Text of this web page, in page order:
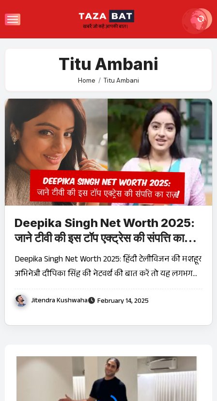
to
Titu Ambani
Home Titu Ambani
Deepika Singh Net Worth 2025:
जाने टीवी की इस टॉप एक्ट्रेस की संपत्ति का
राज़!
Deepika Singh Net Worth 2025: हिंदी टेलीविजन की मशहूर
अभिनेत्री दीपिका सिंह की नेटवर्थ की बात करें तो यह लगभग…
Jitendra Kushwaha February 14, 2025